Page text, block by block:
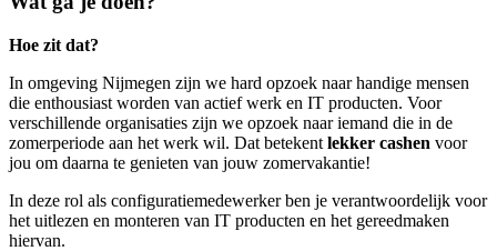
Hoe zit dat?
In omgeving Nijmegen zijn we hard opzoek naar handige mensen
die enthousiast worden van actief werk en IT producten. Voor
verschillende organisaties zijn we opzoek naar iemand die in de
zomerperiode aan het werk wil. Dat betekent lekker cashen voor
jou om daarna te genieten van jouw zomervakantie!
In deze rol als configuratiemedewerker ben je verantwoordelijk voor
het uitlezen en monteren van IT producten en het gereedmaken
hiervan.